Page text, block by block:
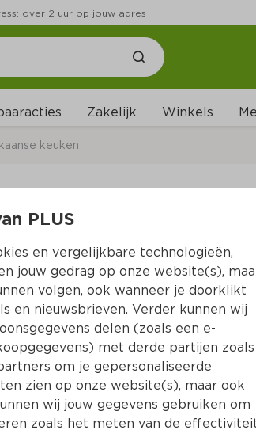
over 2 uur op jouw adres
Zakelijk Winkels
keuken
Tetris
Zak 125 ml
niet beschikbaar bij jouw PLUS.
PLUS
en vergelijkbare technologieën,
jouw gedrag op onze website(s),
volgen, ook wanneer je doorklikt
en nieuwsbrieven. Verder kunnen wij
delen (zoals een e-
met derde partijen zoals
om je gepersonaliseerde
zien op onze website(s), maar ook
wij jouw gegevens gebruiken om
zoals het meten van de